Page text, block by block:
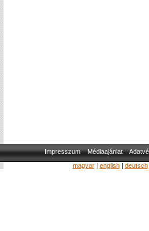
Impresszum Médiaajánlat
magyar| english| deutsch